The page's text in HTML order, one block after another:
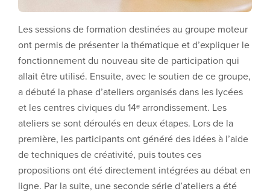
Les sessions de formation destinées au groupe moteur
ont permis de présenter la thématique et d’expliquer le
fonctionnement du nouveau site de participation qui
allait être utilisé. Ensuite, avec le soutien de ce groupe,
a débuté la phase d’ateliers organisés dans les lycées
et les centres civiques du 14ᵉ arrondissement. Les
ateliers se sont déroulés en deux étapes. Lors de la
première, les participants ont généré des idées à l’aide
de techniques de créativité, puis toutes ces
propositions ont été directement intégrées au débat en
ligne. Par la suite, une seconde série d’ateliers a été